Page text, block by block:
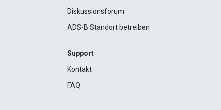
Diskussionsforum
ADS-B Standort betreiben
Support
Kontakt
FAQ